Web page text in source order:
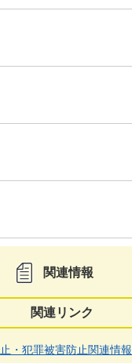
関連情報
関連リンク
・犯罪被害防止関連情報